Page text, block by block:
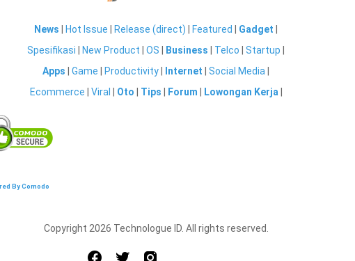
News Hot Issue Release (direct) Featured Gadget
Spesifikasi
New Product OS Business Telco Startup
Apps
Game Productivity Internet Social Media
Ecommerce
Viral Oto Tips Forum Lowongan Kerja
By Comodo
Copyright 2026 Technologue ID. All rights reserved.